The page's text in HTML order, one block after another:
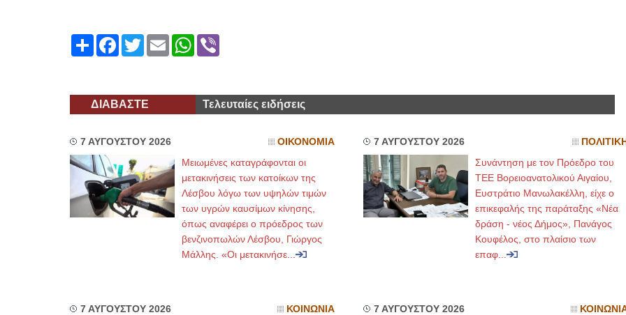
ShareFacebook
TwitterEmailWhatsApp
Viber
ΔΙΑΒΑΣΤΕ Τελευταίες ειδήσεις
7 ΑΥΓΟΥΣΤΟΥ 2026 ΟΙΚΟΝΟΜΙΑ
Μειωμένες καταγράφονται οι
μετακινήσεις των κατοίκων της
Λέσβου λόγω των υψηλών τιμών
των υγρών καυσίμων κίνησης,
όπως αναφέρει ο πρόεδρος των
βενζινοπωλών Λέσβου, Γιώργος
Μάλλης. «Οι μετακινήσε...
7 ΑΥΓΟΥΣΤΟΥ 2026 ΠΟΛΙΤΙΚΗ
Συνάντηση με τον Πρόεδρο του
ΤΕΕ Βορειοανατολικού Αιγαίου,
Ευστράτιο Μανωλακέλλη, είχε ο
επικεφαλής της παράταξης «Νέα
δράση - νέος Δήμος», Πανάγος
Κουφέλος, στο πλαίσιο των
επαφ...
7 ΑΥΓΟΥΣΤΟΥ 2026 ΚΟΙΝΩΝΙΑ 7 ΑΥΓΟΥΣΤΟΥ 2026